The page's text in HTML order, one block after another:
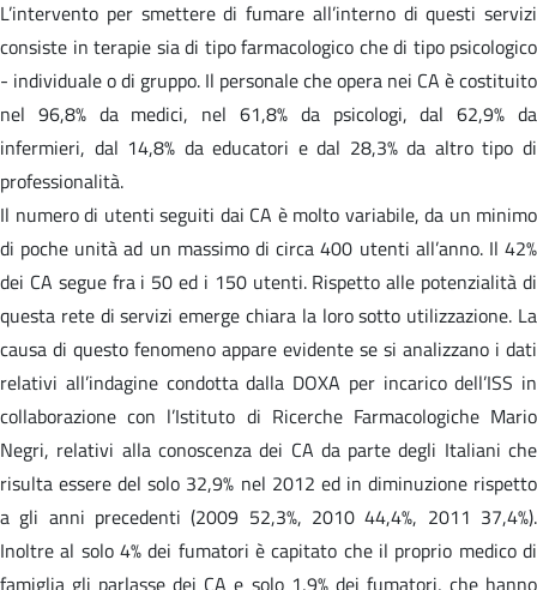
L’intervento per smettere di fumare all’interno di questi servizi
consiste in terapie sia di tipo farmacologico che di tipo psicologico
- individuale o di gruppo. Il personale che opera nei CA è costituito
nel 96,8% da medici, nel 61,8% da psicologi, dal 62,9% da
infermieri, dal 14,8% da educatori e dal 28,3% da altro tipo di
professionalità.
Il numero di utenti seguiti dai CA è molto variabile, da un minimo
di poche unità ad un massimo di circa 400 utenti all’anno. Il 42%
dei CA segue fra i 50 ed i 150 utenti. Rispetto alle potenzialità di
questa rete di servizi emerge chiara la loro sotto utilizzazione. La
causa di questo fenomeno appare evidente se si analizzano i dati
relativi all’indagine condotta dalla DOXA per incarico dell’ISS in
collaborazione con l’Istituto di Ricerche Farmacologiche Mario
Negri, relativi alla conoscenza dei CA da parte degli Italiani che
risulta essere del solo 32,9% nel 2012 ed in diminuzione rispetto
a gli anni precedenti (2009 52,3%, 2010 44,4%, 2011 37,4%).
Inoltre al solo 4% dei fumatori è capitato che il proprio medico di
famiglia gli parlasse dei CA e solo 1,9% dei fumatori, che hanno